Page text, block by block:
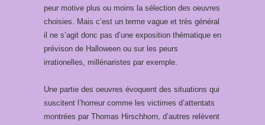
peur motive plus ou moins la sélection des oeuvres
choisies. Mais c’est un terme vague et très général
il ne s’agit donc pas d’une exposition thématique en
prévison de Halloween ou sur les peurs
irrationelles, millénaristes par exemple.
Une partie des oeuvres évoquent des situations qui
suscitent l’horreur comme les victimes d’attentats
montrées par Thomas Hirschhorn, d’autres relèvent